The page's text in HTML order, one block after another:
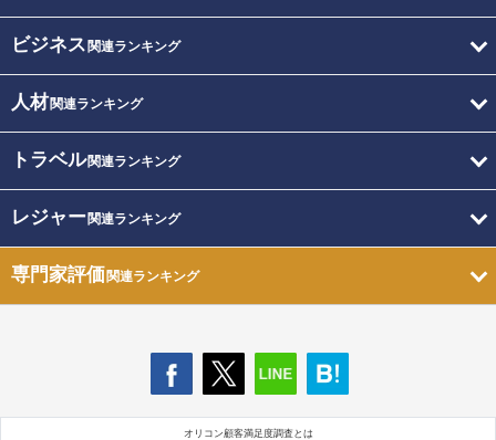
ビジネス 関連ランキング
人材関連ランキング
トラベル関連ランキング
レジャー関連ランキング
専門家評価関連ランキング
オリコン顧客満足度調査とは